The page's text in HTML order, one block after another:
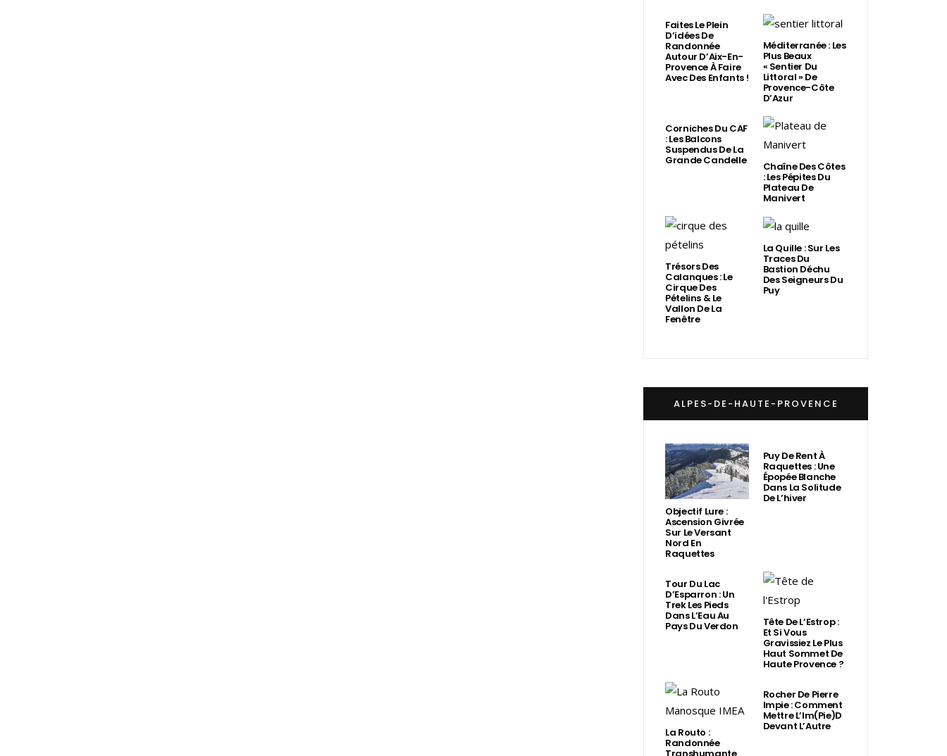
Faites Le Plein
D’idées De
Randonnée
Autour D’Aix-En-
Provence À Faire
Avec Des Enfants !
Méditerranée : Les
Plus Beaux
« Sentier Du
Littoral » De
Provence-Côte
D’Azur
Corniches Du CAF
: Les Balcons
Suspendus De La
Grande Candelle Chaîne Des Côtes
: Les Pépites Du
Plateau De
Manivert
Trésors Des
Calanques : Le
Cirque Des
Pételins & Le
Vallon De La
Fenêtre
La Quille : Sur Les
Traces Du
Bastion Déchu
Des Seigneurs Du
Puy
ALPES-DE-HAUTE-PROVENCE
Objectif Lure :
Ascension Givrée
Sur Le Versant
Nord En
Raquettes
Puy De Rent À
Raquettes : Une
Épopée Blanche
Dans La Solitude
De L’hiver
Tour Du Lac
D’Esparron : Un
Trek Les Pieds
Dans L’Eau Au
Pays Du Verdon Tête De L’Estrop :
Et Si Vous
Gravissiez Le Plus
Haut Sommet De
Haute Provence ?
La Routo :
Randonnée
Rocher De Pierre
Impie : Comment
Mettre L’Im(Pie)d
Devant L’Autre